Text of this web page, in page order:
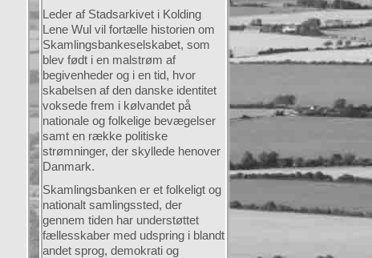
Leder af Stadsarkivet i Kolding
Lene Wul vil fortælle historien om
Skamlingsbankeselskabet, som
blev født i en malstrøm af
begivenheder og i en tid, hvor
skabelsen af den danske identitet
voksede frem i kølvandet på
nationale og folkelige bevægelser
samt en række politiske
strømninger, der skyllede henover
Danmark.
Skamlingsbanken er et folkeligt og
nationalt samlingssted, der
gennem tiden har understøttet
fællesskaber med udspring i blandt
andet sprog, demokrati og